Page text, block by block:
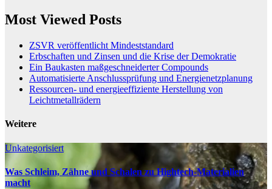
Most Viewed Posts
ZSVR veröffentlicht Mindeststandard
Erbschaften und Zinsen und die Krise der Demokratie
Ein Baukasten maßgeschneiderter Compounds
Automatisierte Anschlussprüfung und Energienetzplanung
Ressourcen- und energieeffiziente Herstellung von
Leichtmetallrädern
Weitere
Unkategorisiert
Was Schleim, Zähne und Schalen zu Hightech-Materialien
macht